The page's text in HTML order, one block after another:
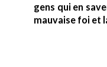
gens qui en
mauvaise foi et